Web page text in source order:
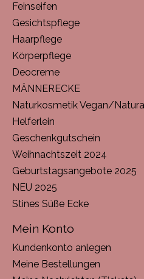
Feinseifen
Gesichtspflege
Haarpflege
Körperpflege
Deocreme
MÄNNERECKE
Naturkosmetik Vegan/
Helferlein
Geschenkgutschein
Weihnachtszeit 2024
Geburtstagsangebote 2025
NEU 2025
Stines Süße Ecke
Mein Konto
Kundenkonto anlegen
Meine Bestellungen